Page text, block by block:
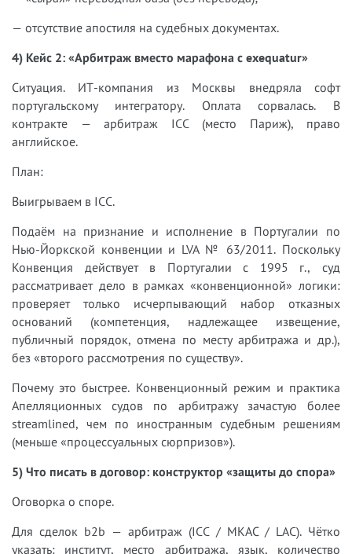
— отсутствие апостиля на судебных документах.
4) Кейс 2: «Арбитраж вместо марафона с exequatur»
Ситуация. ИТ-компания из Москвы внедряла софт
португальскому интегратору. Оплата сорвалась. В
контракте — арбитраж ICC (место Париж), право
английское.
План:
Выигрываем в ICC.
Подаём на признание и исполнение в Португалии по
Нью-Йоркской конвенции и LVA № 63/2011. Поскольку
Конвенция действует в Португалии с 1995 г., суд
рассматривает дело в рамках «конвенционной» логики:
проверяет только исчерпывающий набор отказных
оснований (компетенция, надлежащее извещение,
публичный порядок, отмена по месту арбитража и др.),
без «второго рассмотрения по существу».
Почему это быстрее. Конвенционный режим и практика
Апелляционных судов по арбитражу зачастую более
streamlined, чем по иностранным судебным решениям
(меньше «процессуальных сюрпризов»).
5) Что писать в договор: конструктор «защиты до спора»
Оговорка о споре.
Для сделок b2b — арбитраж (ICC / МКАС / LAC). Чётко
указать: институт, место арбитража, язык, количество